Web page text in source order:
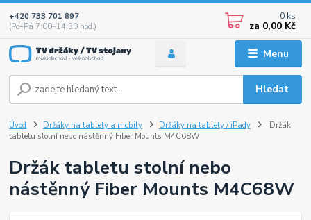
Menu
Hledat
+420 733 701 897
(Po–Pá 7:00–14:30 hod.)
0 ks
za 0,00 Kč
Úvod Držáky na tablety a mobily Držáky na tablety / iPady
Držák
tabletu stolní nebo nástěnný Fiber Mounts M4C68W
Držák tabletu stolní nebo
nástěnný Fiber Mounts M4C68W